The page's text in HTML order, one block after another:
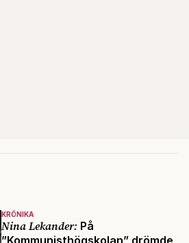
KRÖNIKA
Nina Lekander: På